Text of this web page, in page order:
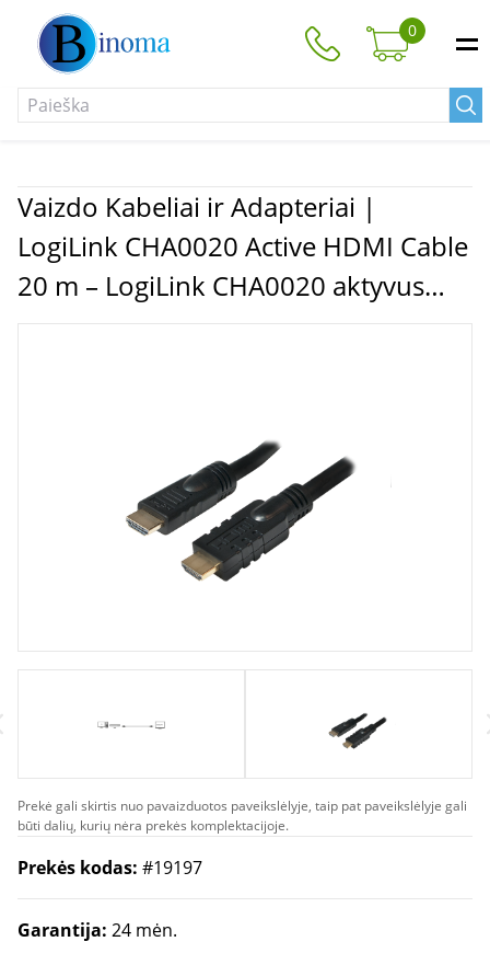
0
Vaizdo Kabeliai ir Adapteriai |
LogiLink CHA0020 Active HDMI Cable
20 m – LogiLink CHA0020 aktyvus
HDMI kabelis 20 m
Prekė gali skirtis nuo pavaizduotos paveikslėlyje, taip pat paveikslėlyje gali
būti dalių, kurių nėra prekės komplektacijoje.
Prekės kodas: #19197
Garantija: 24 mėn.